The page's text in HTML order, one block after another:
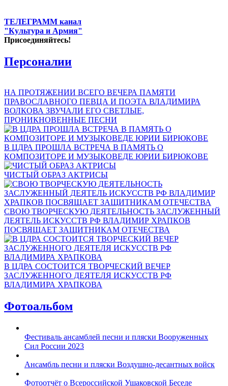
ТЕЛЕГРАММ канал
"Культура и Армия"
Присоединяйтесь!
Персоналии
НА ПРОТЯЖЕНИИ ВСЕГО ВЕЧЕРА ПАМЯТИ
ПРАВОСЛАВНОГО ПЕВЦА И ПОЭТА ВЛАДИМИРА
ВОЛКОВА ЗВУЧАЛИ ЕГО СВЕТЛЫЕ,
ПРОНИКНОВЕННЫЕ ПЕСНИ
В ЦДРА ПРОШЛА ВСТРЕЧА В ПАМЯТЬ О
КОМПОЗИТОРЕ И МУЗЫКОВЕДЕ ЮРИИ БИРЮКОВЕ
ЧИСТЫЙ ОБРАЗ АКТРИСЫ
СВОЮ ТВОРЧЕСКУЮ ДЕЯТЕЛЬНОСТЬ ЗАСЛУЖЕННЫЙ
ДЕЯТЕЛЬ ИСКУССТВ РФ ВЛАДИМИР ХРАПКОВ
ПОСВЯЩАЕТ ЗАЩИТНИКАМ ОТЕЧЕСТВА
В ЦДРА СОСТОИТСЯ ТВОРЧЕСКИЙ ВЕЧЕР
ЗАСЛУЖЕННОГО ДЕЯТЕЛЯ ИСКУССТВ РФ
ВЛАДИМИРА ХРАПКОВА
Фотоальбом
Фестиваль ансамблей песни и пляски Вооруженных
Сил России 2023
Ансамбль песни и пляски Воздушно-десантных войск
Фотоотчёт о Всероссийской Ушаковской Беседе